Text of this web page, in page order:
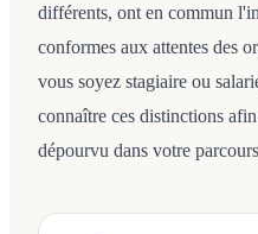
différents, ont en commun
conformes aux attentes des
vous soyez stagiaire ou
connaître ces distinctions
dépourvu dans votre